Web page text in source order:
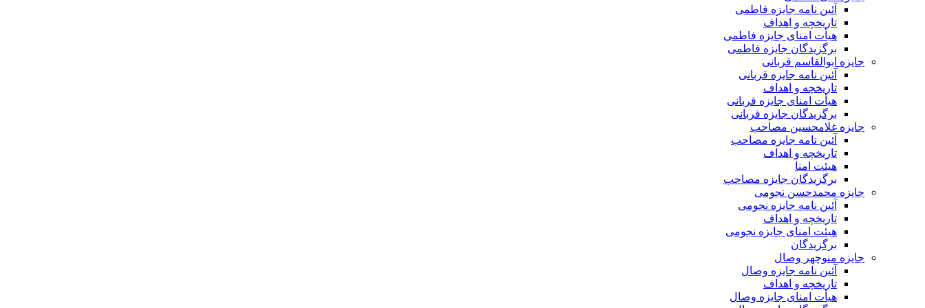
آئین نامه جایزه فاطمی
تاریخچه و اهداف
هیأت امنای جایزه فاطمی
برگزیدگان جایزه فاطمی
جایزه ابوالقاسم قربانی
آئین نامه جایزه قربانی
تاریخچه و اهداف
هیأت امنای جایزه قربانی
برگزیدگان جایزه قربانی
جایزه غلامحسین مصاحب
آئین نامه جایزه مصاحب
تاریخچه و اهداف
هیئت امنا
برگزیدگان جایزه مصاحب
جایزه محمدحسن نجومی
آئین نامه جایزه نجومی
تاریخچه و اهداف
هیئت امنای جایزه نجومی
برگزیدگان
جایزه منوچهر وصال
آئین نامه جایزه وصال
تاریخچه و اهداف
هیأت امنای جایزه وصال